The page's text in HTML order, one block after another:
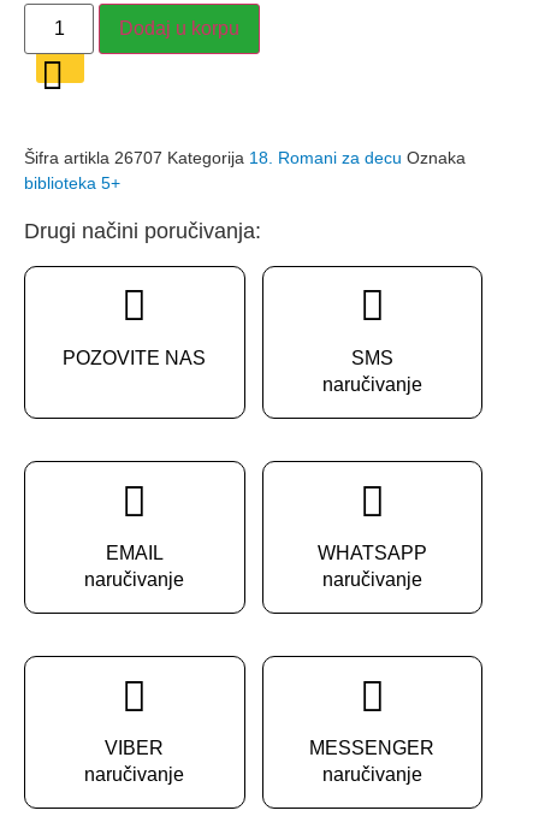
Dodaj u korpu
Šifra artikla 26707 Kategorija 18. Romani za decu Oznaka
biblioteka 5+
Drugi načini poručivanja:
POZOVITE NAS
SMS
naručivanje
EMAIL
naručivanje
WHATSAPP
naručivanje
VIBER
naručivanje
MESSENGER
naručivanje